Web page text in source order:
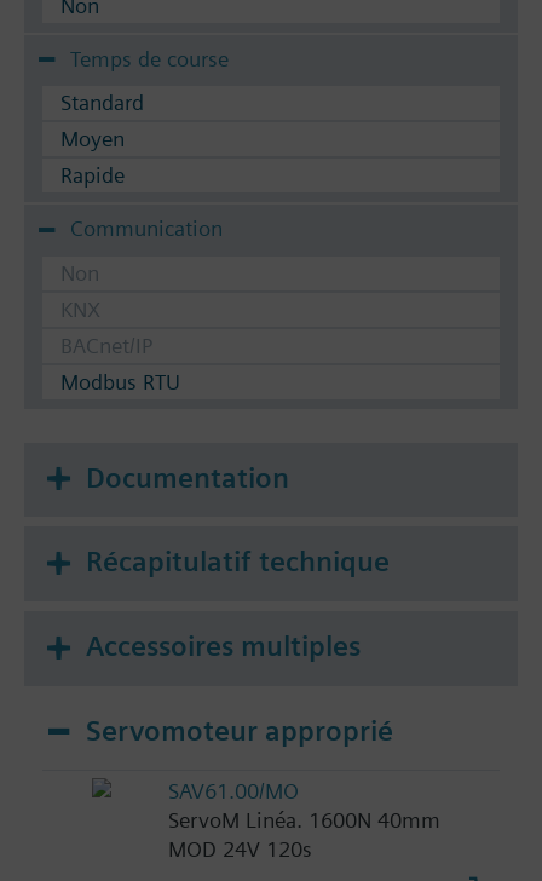
Non
Temps de course
Standard
Moyen
Rapide
Communication
Non
KNX
BACnet/IP
Modbus RTU
Documentation
Récapitulatif technique
Accessoires multiples
Servomoteur approprié
SAV61.00/MO
ServoM Linéa. 1600N 40mm
MOD 24V 120s